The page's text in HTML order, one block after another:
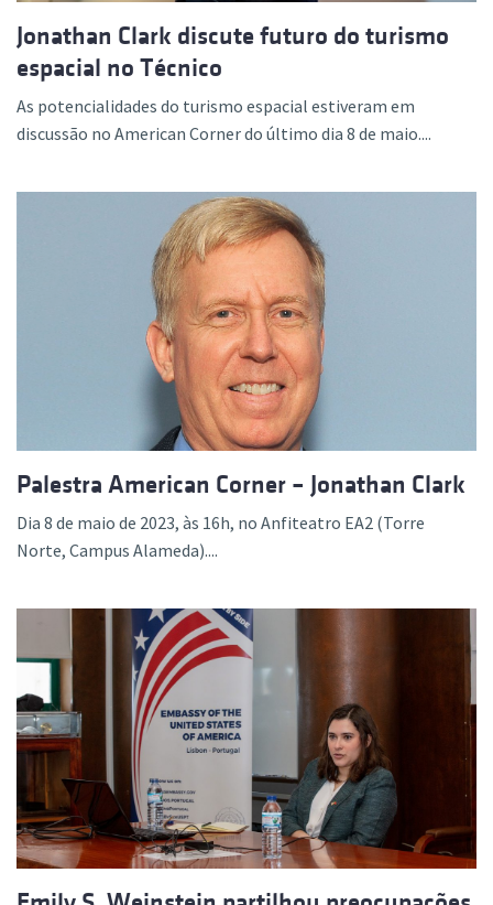
Jonathan Clark discute futuro do turismo
espacial no Técnico
As potencialidades do turismo espacial estiveram em
discussão no American Corner do último dia 8 de maio....
Palestra American Corner – Jonathan Clark
Dia 8 de maio de 2023, às 16h, no Anfiteatro EA2 (Torre
Norte, Campus Alameda)....